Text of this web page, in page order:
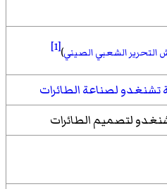
الشعبي الصيني)
[1]
لصناعة الطائرات
لتصميم الطائرات